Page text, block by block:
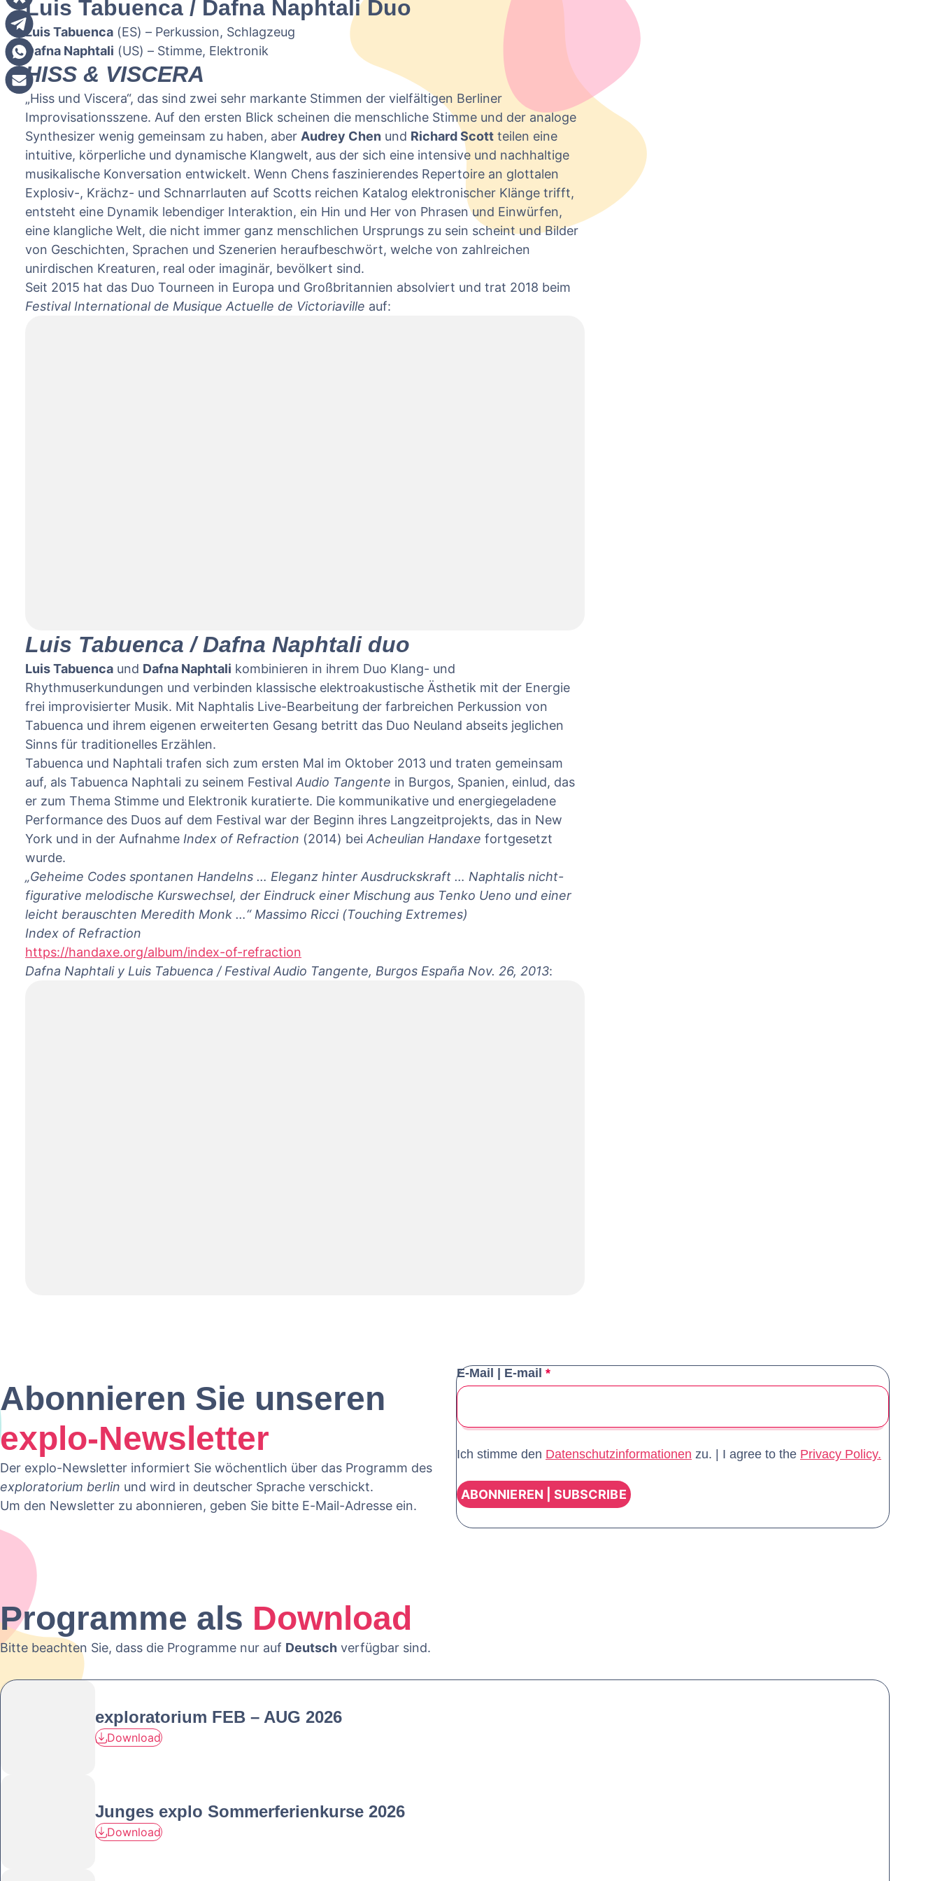
Luis Tabuenca / Dafna Naphtali Duo
Luis Tabuenca (ES) – Perkussion, Schlagzeug
Dafna Naphtali (US) – Stimme, Elektronik
HISS & VISCERA
„Hiss und Viscera“, das sind zwei sehr markante Stimmen der vielfältigen Berliner
Improvisationsszene. Auf den ersten Blick scheinen die menschliche Stimme und der analoge
Synthesizer wenig gemeinsam zu haben, aber Audrey Chen und Richard Scott teilen eine
intuitive, körperliche und dynamische Klangwelt, aus der sich eine intensive und nachhaltige
musikalische Konversation entwickelt. Wenn Chens faszinierendes Repertoire an glottalen
Explosiv-, Krächz- und Schnarrlauten auf Scotts reichen Katalog elektronischer Klänge trifft,
entsteht eine Dynamik lebendiger Interaktion, ein Hin und Her von Phrasen und Einwürfen,
eine klangliche Welt, die nicht immer ganz menschlichen Ursprungs zu sein scheint und Bilder
von Geschichten, Sprachen und Szenerien heraufbeschwört, welche von zahlreichen
unirdischen Kreaturen, real oder imaginär, bevölkert sind.
Seit 2015 hat das Duo Tourneen in Europa und Großbritannien absolviert und trat 2018 beim
Festival International de Musique Actuelle de Victoriaville auf:
Sie sehen gerade einen Platzhalterinhalt vonYouTube . Um auf den
eigentlichen Inhalt zuzugreifen, klicken Sie auf die Schaltfläche unten. Bitte
beachten Sie, dass dabei Daten an Drittanbieter weitergegeben werden.
Mehr Informationen
INHALT ENTSPERREN
ERFORDERLICHEN SERVICE AKZEPTIEREN UND INHALTE ENTSPERREN
Luis Tabuenca / Dafna Naphtali duo
Luis Tabuenca und Dafna Naphtali kombinieren in ihrem Duo Klang- und
Rhythmuserkundungen und verbinden klassische elektroakustische Ästhetik mit der Energie
frei improvisierter Musik. Mit Naphtalis Live-Bearbeitung der farbreichen Perkussion von
Tabuenca und ihrem eigenen erweiterten Gesang betritt das Duo Neuland abseits jeglichen
Sinns für traditionelles Erzählen.
Tabuenca und Naphtali trafen sich zum ersten Mal im Oktober 2013 und traten gemeinsam
auf, als Tabuenca Naphtali zu seinem Festival Audio Tangente in Burgos, Spanien, einlud, das
er zum Thema Stimme und Elektronik kuratierte. Die kommunikative und energiegeladene
Performance des Duos auf dem Festival war der Beginn ihres Langzeitprojekts, das in New
York und in der Aufnahme Index of Refraction (2014) bei Acheulian Handaxe fortgesetzt
wurde.
„Geheime Codes spontanen Handelns … Eleganz hinter Ausdruckskraft … Naphtalis nicht-
figurative melodische Kurswechsel, der Eindruck einer Mischung aus Tenko Ueno und einer
leicht berauschten Meredith Monk …“ Massimo Ricci (Touching Extremes)
Index of Refraction
https://handaxe.org/album/index-of-refraction
Dafna Naphtali y Luis Tabuenca / Festival Audio Tangente, Burgos España Nov. 26, 2013:
Sie sehen gerade einen Platzhalterinhalt vonVimeo. Um auf den eigentlichen
Inhalt zuzugreifen, klicken Sie auf die Schaltfläche unten. Bitte beachten Sie,
dass dabei Daten an Drittanbieter weitergegeben werden.
Mehr Informationen
INHALT ENTSPERREN
ERFORDERLICHEN SERVICE AKZEPTIEREN UND INHALTE ENTSPERREN
Abonnieren Sie unseren
explo-Newsletter
Der explo-Newsletter informiert Sie wöchentlich über das Programm des
exploratorium berlin und wird in deutscher Sprache verschickt.
Um den Newsletter zu abonnieren, geben Sie bitte E-Mail-Adresse ein.
E-Mail | E-mail *
Ich stimme den Datenschutzinformationen zu. | I agree to the Privacy Policy.
Programme als Download
Bitte beachten Sie, dass die Programme nur auf Deutsch verfügbar sind.
exploratorium FEB – AUG 2026
Download
Junges explo Sommerferienkurse 2026
Download